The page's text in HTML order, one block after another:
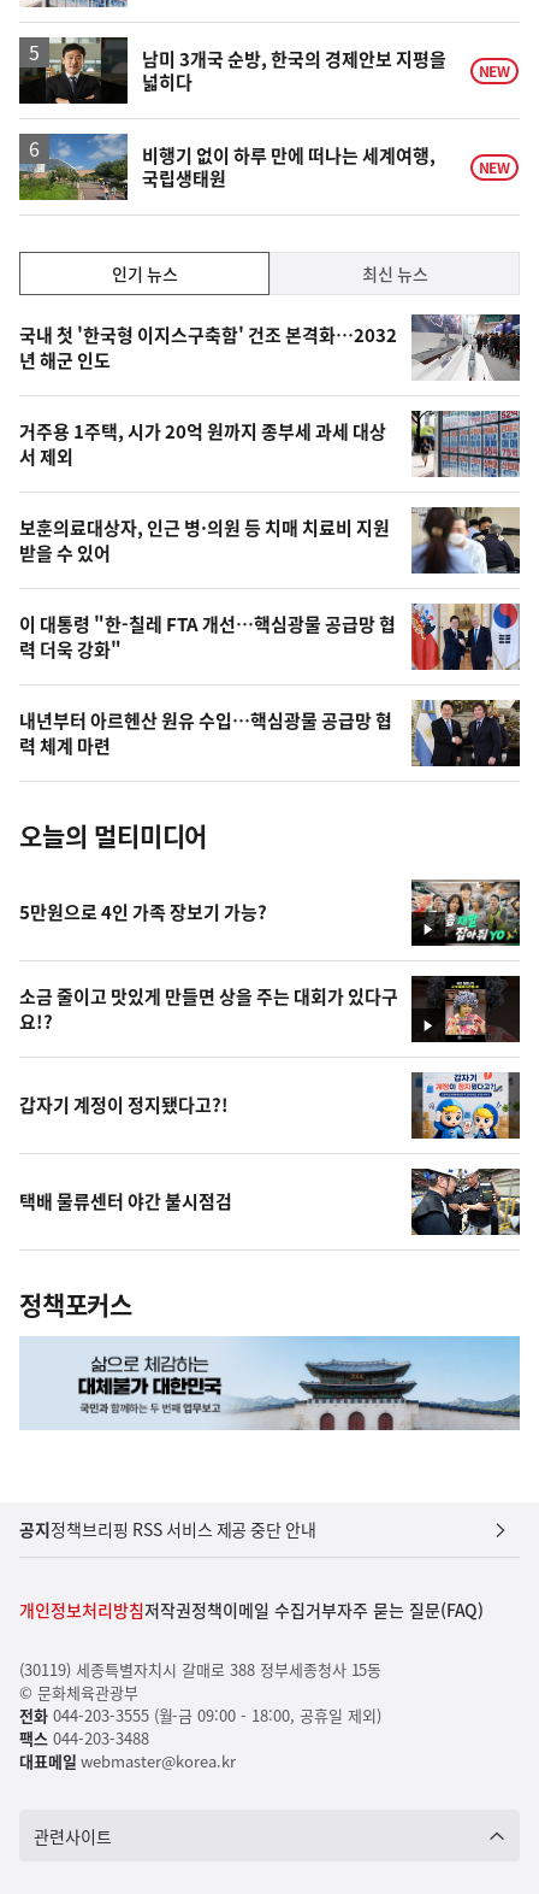
락
남미 3개국 순방, 한국의 경제안보 지평을
넓히다
NEW
비행기 없이 하루 만에 떠나는 세계여행,
국립생태원
NEW
기,
최
신,
오
늘
의
영
상
오
늘
의
사
진
인기 뉴스 최신 뉴스
기
뉴
스
국내 첫 '한국형 이지스구축함' 건조 본격화…2032
년 해군 인도
거주용 1주택, 시가 20억 원까지 종부세 과세 대상
서 제외
보훈의료대상자, 인근 병·의원 등 치매 치료비 지원
받을 수 있어
이 대통령 "한-칠레 FTA 개선…핵심광물 공급망 협
력 더욱 강화"
내년부터 아르헨산 원유 수입…핵심광물 공급망 협
력 체계 마련
오늘의 멀티미디어
영
상
5만원으로 4인 가족 장보기 가능?
영
상
소금 줄이고 맛있게 만들면 상을 주는 대회가 있다구
요!?
갑자기 계정이 정지됐다고?!
택배 물류센터 야간 불시점검
정책포커스
공지정책브리핑 RSS 서비스 제공 중단 안내
개인정보처리방침저작권정책이메일 수집거부자주 묻는 질문(FAQ)
(30119) 세종특별자치시 갈매로 388 정부세종청사 15동
© 문화체육관광부
전화044-203-3555 (월-금 09:00 - 18:00, 공휴일 제외)
팩스044-203-3488
대표메일 webmaster@korea.kr
관련사이트